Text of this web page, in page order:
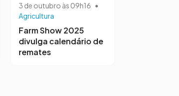
3 de outubro às 09h16 •
Agricultura
Farm Show 2025
divulga calendário de
remates